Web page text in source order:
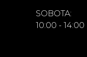
SOBOTA:
10:00 - 14:00